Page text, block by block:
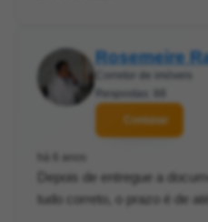
Rosemeire
Corretor de imóveis
Respostas: 88
Contatar
há 6 anos
Depois de entregue a
tudo correto, o prazo é de